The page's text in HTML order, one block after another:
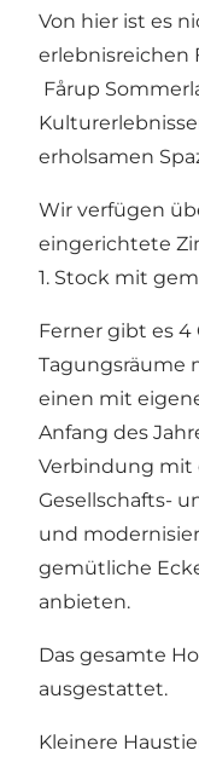
Von hier ist es
erlebnisreichen
Fårup
erholsamen
Wir verfügen
eingerichtete
1. Stock mit
Ferner gibt es 4
Tagungsräume
einen mit
Anfang des
Verbindung mit
Gesellschafts-
und
gemütliche
anbieten.
Das gesamte
ausgestattet.
Kleinere